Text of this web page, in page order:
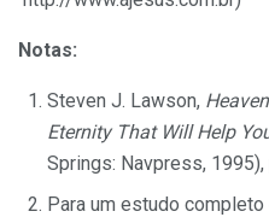
Notas:
Steven J. Lawson,
Eternity That Will Help
Springs: Navpress, 1995),
Para um estudo